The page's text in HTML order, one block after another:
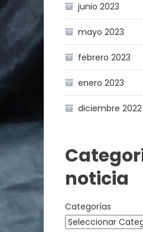
junio 2023
mayo 2023
febrero 2023
enero 2023
diciembre 2022
noticia
Categorías